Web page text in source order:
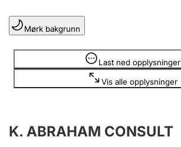
Lag og forening
Registrere, endre, slette
Årsregnskap
Mørk bakgrunn
Last ned opplysninger
Vis alle opplysninger
Opplysninger er skjult
K. ABRAHAM CONSULT